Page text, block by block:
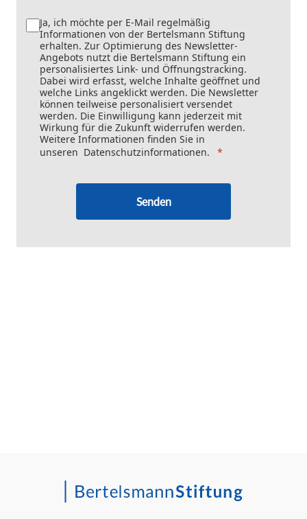
Ja, ich möchte per E-Mail regelmäßig
Informationen von der Bertelsmann Stiftung
erhalten. Zur Optimierung des Newsletter-
Angebots nutzt die Bertelsmann Stiftung ein
personalisiertes Link- und Öffnungstracking.
Dabei wird erfasst, welche Inhalte geöffnet und
welche Links angeklickt werden. Die Newsletter
können teilweise personalisiert versendet
werden. Die Einwilligung kann jederzeit mit
Wirkung für die Zukunft widerrufen werden.
Weitere Informationen finden Sie in
unseren Datenschutzinformationen.
Senden